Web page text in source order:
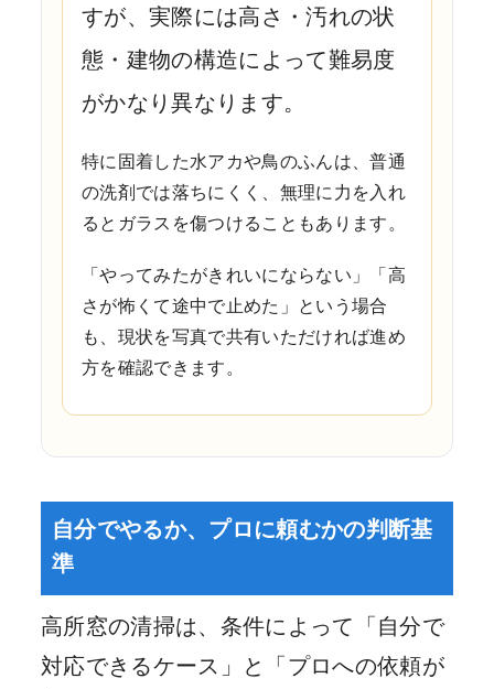
すが、実際には高さ・汚れの状
態・建物の構造によって難易度
がかなり異なります。
特に固着した水アカや鳥のふんは、普通
の洗剤では落ちにくく、無理に力を入れ
るとガラスを傷つけることもあります。
「やってみたがきれいにならない」「高
さが怖くて途中で止めた」という場合
も、現状を写真で共有いただければ進め
方を確認できます。
自分でやるか、プロに頼むかの判断基
準
高所窓の清掃は、条件によって「自分で
対応できるケース」と「プロへの依頼が